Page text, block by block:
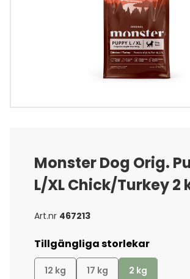
Monster Dog Orig.
L/XL Chick/Turkey 2
Art.nr 467213
Tillgängliga storlekar
12 kg 17 kg 2 kg